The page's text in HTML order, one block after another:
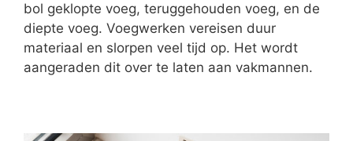
bol geklopte voeg, teruggehouden voeg, en de
diepte voeg. Voegwerken vereisen duur
materiaal en slorpen veel tijd op. Het wordt
aangeraden dit over te laten aan vakmannen.